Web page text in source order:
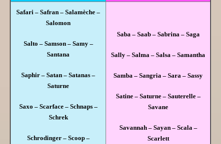
Safari – Safran – Salamèche –
Salomon
Salto – Samson – Samy –
Santana
Saphir – Satan – Satanas –
Saturne
Saxo – Scarface – Schnaps –
Schrek
Schrodinger – Scoop –
Saba – Saab – Sabrina – Saga
Sally – Salma – Salsa – Samantha
Samba – Sangria – Sara – Sassy
Satine – Saturne – Sauterelle –
Savane
Savannah – Sayan – Scala –
Scarlett